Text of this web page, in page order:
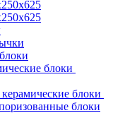
блоки
блоки
блоки